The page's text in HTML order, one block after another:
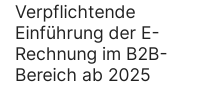
Verpflichtende
Einführung der E-
Rechnung im B2B-
Bereich ab 2025